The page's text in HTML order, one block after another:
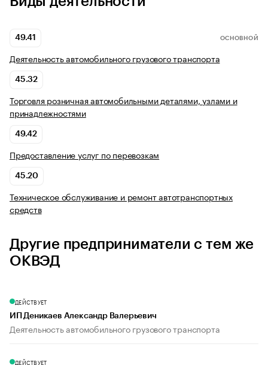
49.41 ОСНОВНОЙ
Деятельность автомобильного грузового транспорта
45.32
Торговля розничная автомобильными деталями, узлами и
принадлежностями
49.42
Предоставление услуг по перевозкам
45.20
Техническое обслуживание и ремонт автотранспортных
средств
Другие предприниматели с тем же
ОКВЭД
ДЕЙСТВУЕТ
ИП Деникаев Александр Валерьевич
Деятельность автомобильного грузового транспорта
ДЕЙСТВУЕТ